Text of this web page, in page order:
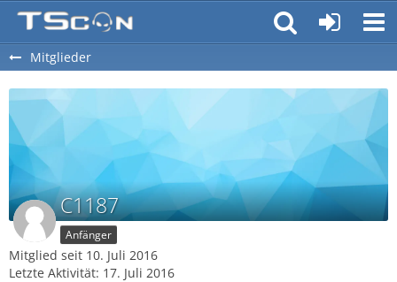
Mitglieder
C1187
Anfänger
Mitglied seit 10. Juli 2016
Letzte Aktivität: 17. Juli 2016